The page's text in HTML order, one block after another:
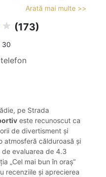
Arată mai multe >>
(173)
30
pe Strada
este recunoscut ca
de divertisment și
atmosferă călduroasă și
evaluarea de 4.3
„Cel mai bun în oraș”
recenziile și aprecierea